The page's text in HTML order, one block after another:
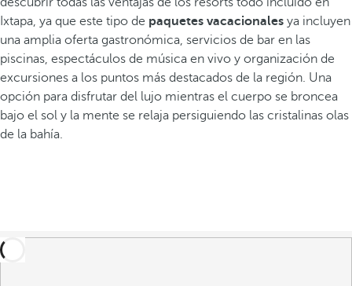
Ixtapa, ya que este tipo de paquetes vacacionales ya incluyen
una amplia oferta gastronómica, servicios de bar en las
piscinas, espectáculos de música en vivo y organización de
excursiones a los puntos más destacados de la región. Una
opción para disfrutar del lujo mientras el cuerpo se broncea
bajo el sol y la mente se relaja persiguiendo las cristalinas olas
de la bahía.